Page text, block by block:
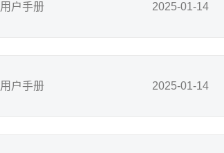
用户手册 2025-01-14
用户手册 2025-01-14